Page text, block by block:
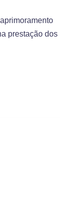
prestação dos